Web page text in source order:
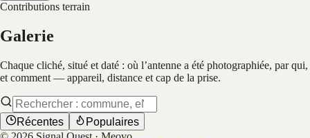
Contributions terrain
Galerie
Chaque cliché, situé et daté : où l’antenne a été photographiée, par qui,
et comment — appareil, distance et cap de la prise.
Récentes
Populaires